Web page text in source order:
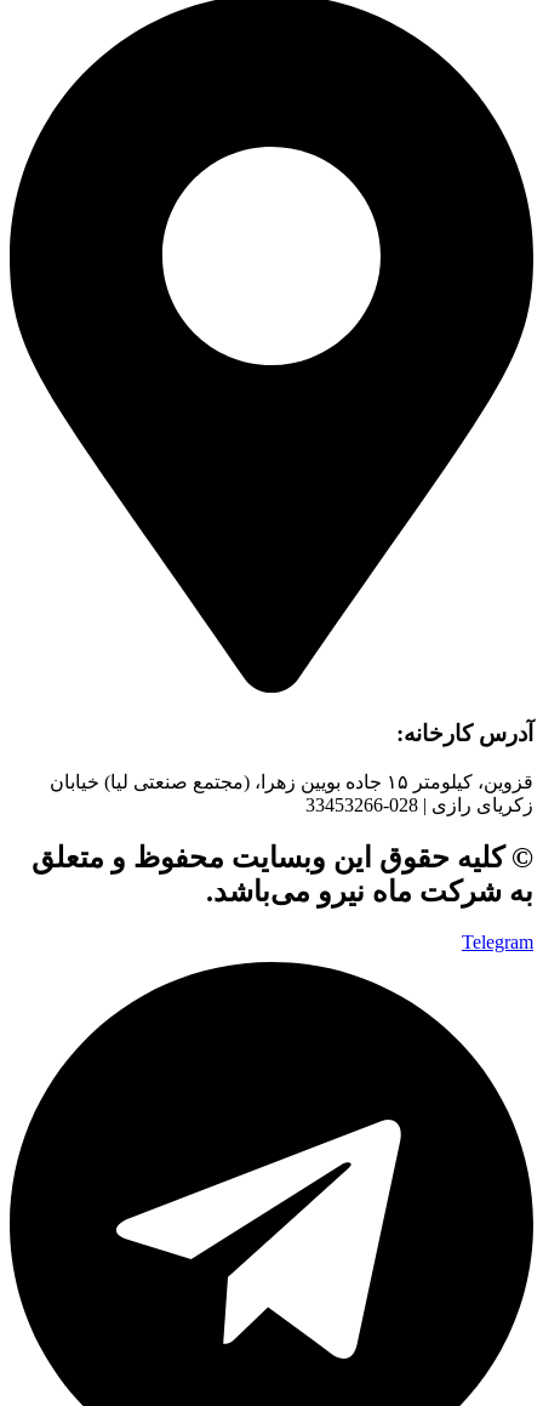
آدرس کارخانه:
قزوین، کیلومتر ۱۵ جاده بويین زهرا، (مجتمع صنعتی لیا) خیابان
زکریای رازی | 028-33453266
© کلیه حقوق این وبسایت محفوظ و متعلق
به شرکت ماه نیرو می‌باشد.
Telegram